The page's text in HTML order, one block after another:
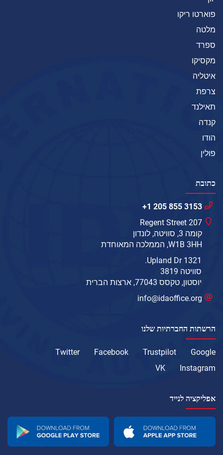
פוארטו ריקו
מלטה
ספרד
מקסיקו
איטליה
צרפת
תאילנד
קנדה
הודו
פולין
כתובת
+1 205 855 3153
207 Regent Street
קומה 3, סוויטה, לונדון
W1B 3HH, הממלכה המאוחדת
1321 Upland Dr.
סוויטה 3819
יוסטון, טקסס 77043, ארצות הברית
info@idaoffice.org
הרשתות החברתיות שלנו
Google
Trustpilot
Facebook
Twitter
Instagram
VK
אפליקציה לנייד